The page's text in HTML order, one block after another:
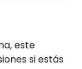
este
si estás